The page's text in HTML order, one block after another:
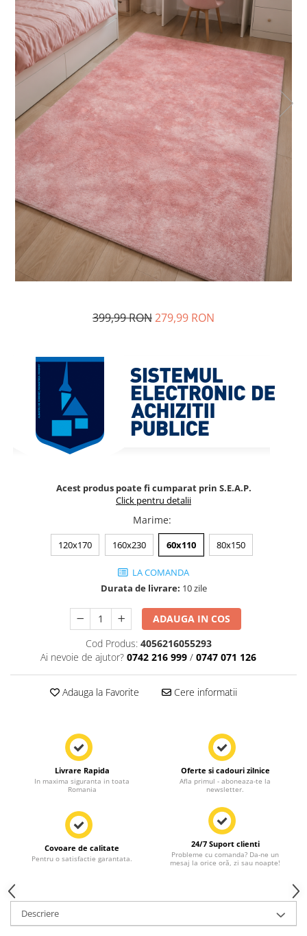
399,99 RON279,99 RON
Acest produs poate fi cumparat prin S.E.A.P.
Click pentru detalii
Marime:
120x170 160x230 60x110 80x150
LA COMANDA
Durata de livrare: 10 zile
ADAUGA IN COS
Cod Produs: 4056216055293
Ai nevoie de ajutor? 0742 216 999 / 0747 071 126
Adauga la Favorite Cere informatii
Livrare Rapida
In maxima siguranta in toata
Romania
Oferte si cadouri zilnice
Afla primul - aboneaza-te la
newsletter.
Covoare de calitate
Pentru o satisfactie garantata.
24/7 Suport clienti
Probleme cu comanda? Da-ne un
mesaj la orice oră, zi sau noapte!
Descriere